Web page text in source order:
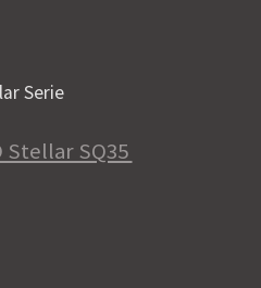
Serie
Stellar SQ35